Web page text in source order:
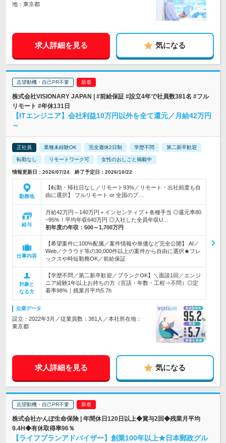
地：東京都
求人詳細を見る 気になる
志望動機・自己PR不要
株式会社VISIONARY JAPAN | #前給保証 #設立4年で社員数381名 #フル
リモート #年休131日
【ITエンジニア】会社利益10万円以外を全て還元／月給42万円
～
正社員 業種未経験OK 完全週休2日制 学歴不問 第二新卒歓迎
転勤なし リモートワーク可 女性のおしごと掲載中
情報更新日：2026/07/24 終了予定日：2026/10/22
勤務地
【転勤・帰社日なし／リモート93%／リモート・出社頻度も自
由に選択】 フルリモート or 全国のプ…
給与
月給42万円～140万円＋インセンティブ＋各種手当 ◎還元率80
~95%！平均年収640万円 ◎入社した全員年収U…
初年度の年収： 500～1,700万円
仕事内容
【希望案件に100%配属／案件情報や単価など完全公開】 AI／
Web／クラウド等の30,000件以上の案件から自由に選択★フレ
ックスや時短勤務OK／前給保証
対象と
なる方
【学歴不問／第二新卒歓迎／ブランクOK】＼面談1回／エンジ
ニア経験1年以上お持ちの方（言語・年数・工程⇒不問）◎定
着率98%｜残業月平均5.7h
企業データ
設立：2022年3月／従業員数：381人／本社所在地：
東京都
求人詳細を見る 気になる
志望動機・自己PR不要
株式会社かんぽ生命保険 | 年間休日120日以上◆賞与2回◆残業月平均
9.4H◆有休取得率96％
【ライフプランアドバイザー】創業100年以上★日本郵政グル